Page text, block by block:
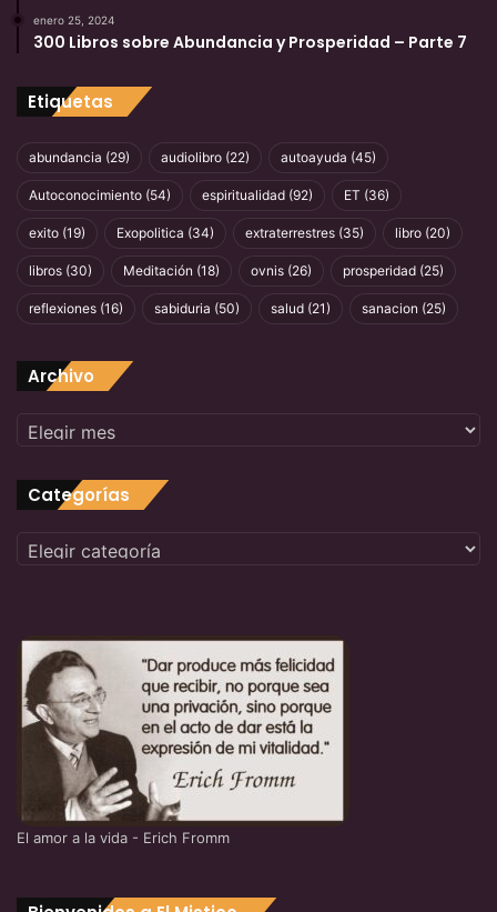
enero 25, 2024
300 Libros sobre Abundancia y Prosperidad – Parte 7
Etiquetas
abundancia (29) audiolibro (22) autoayuda (45)
Autoconocimiento (54) espiritualidad (92) ET (36)
exito (19) Exopolitica (34) extraterrestres (35) libro (20)
libros (30) Meditación (18) ovnis (26) prosperidad (25)
reflexiones (16) sabiduria (50) salud (21) sanacion (25)
Archivo Archivo
Categorías
Categorías
El amor a la vida - Erich Fromm